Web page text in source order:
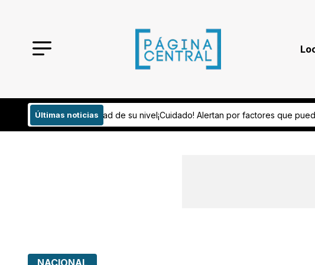
Últimas noticias
mitad de su nivel¡Cuidado! Alertan por factores que pueden detonar crisis de
NACIONAL